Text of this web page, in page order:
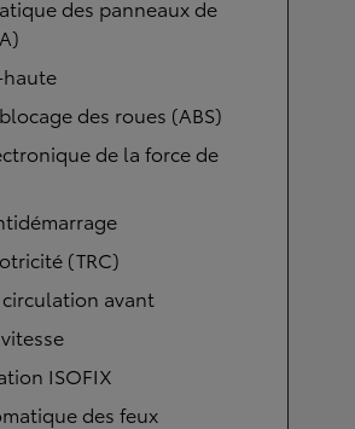
des panneaux de
des roues (ABS)
de la force de
(TRC)
avant
ISOFIX
des feux